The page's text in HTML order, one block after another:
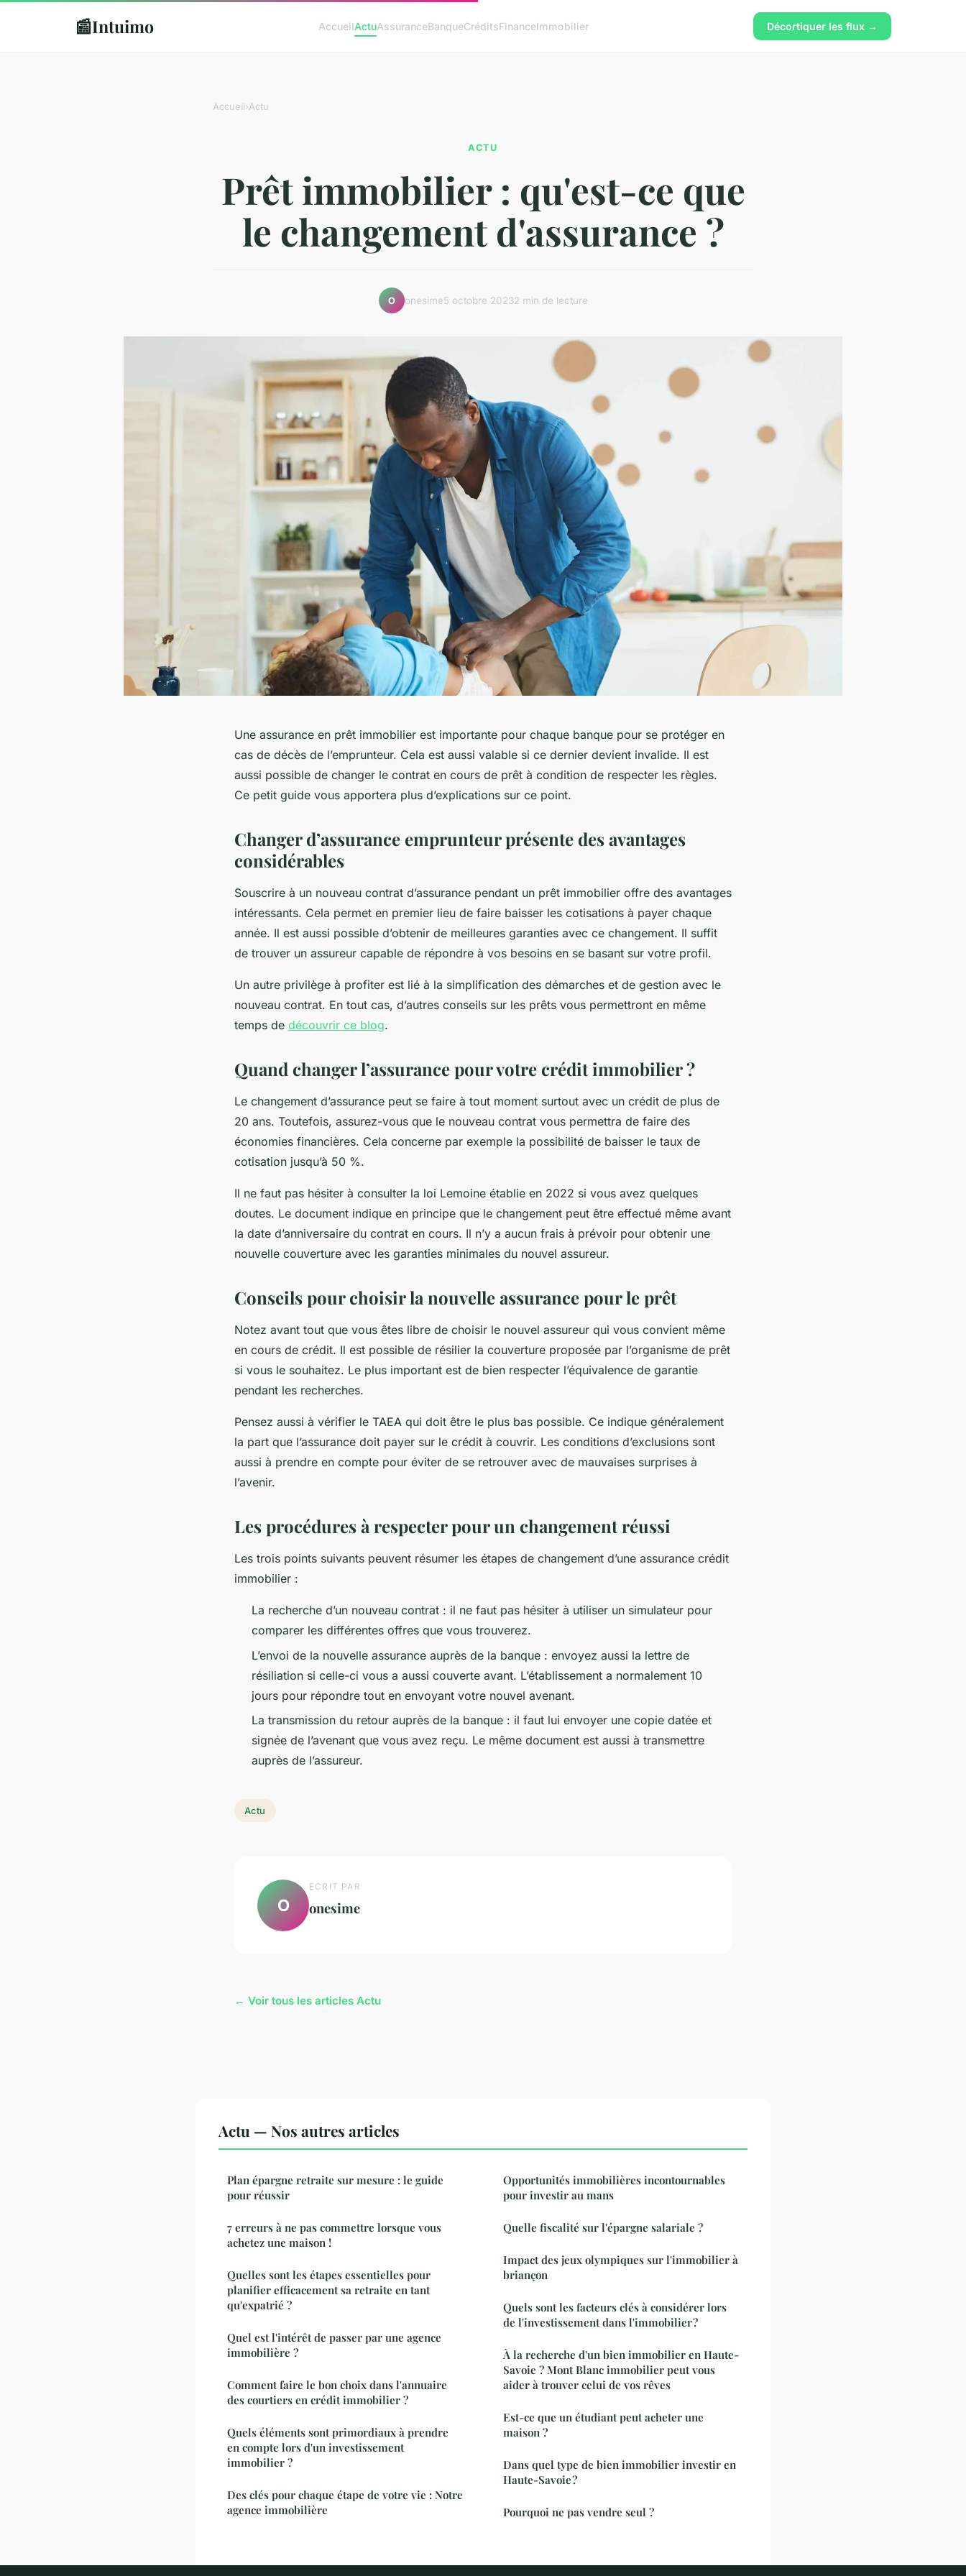
📰Intuimo AccueilActuAssuranceBanqueCréditsFinanceImmobilier Décortiquer les flux →
Accueil›Actu
ACTU
Prêt immobilier : qu'est-ce que
le changement d'assurance ?
O onesime5 octobre 20232 min de lecture
Une assurance en prêt immobilier est importante pour chaque banque pour se protéger en
cas de décès de l’emprunteur. Cela est aussi valable si ce dernier devient invalide. Il est
aussi possible de changer le contrat en cours de prêt à condition de respecter les règles.
Ce petit guide vous apportera plus d’explications sur ce point.
Changer d’assurance emprunteur présente des avantages
considérables
Souscrire à un nouveau contrat d’assurance pendant un prêt immobilier offre des avantages
intéressants. Cela permet en premier lieu de faire baisser les cotisations à payer chaque
année. Il est aussi possible d’obtenir de meilleures garanties avec ce changement. Il suffit
de trouver un assureur capable de répondre à vos besoins en se basant sur votre profil.
Un autre privilège à profiter est lié à la simplification des démarches et de gestion avec le
nouveau contrat. En tout cas, d’autres conseils sur les prêts vous permettront en même
temps de découvrir ce blog.
Quand changer l’assurance pour votre crédit immobilier ?
Le changement d’assurance peut se faire à tout moment surtout avec un crédit de plus de
20 ans. Toutefois, assurez-vous que le nouveau contrat vous permettra de faire des
économies financières. Cela concerne par exemple la possibilité de baisser le taux de
cotisation jusqu’à 50 %.
Il ne faut pas hésiter à consulter la loi Lemoine établie en 2022 si vous avez quelques
doutes. Le document indique en principe que le changement peut être effectué même avant
la date d’anniversaire du contrat en cours. Il n’y a aucun frais à prévoir pour obtenir une
nouvelle couverture avec les garanties minimales du nouvel assureur.
Conseils pour choisir la nouvelle assurance pour le prêt
Notez avant tout que vous êtes libre de choisir le nouvel assureur qui vous convient même
en cours de crédit. Il est possible de résilier la couverture proposée par l’organisme de prêt
si vous le souhaitez. Le plus important est de bien respecter l’équivalence de garantie
pendant les recherches.
Pensez aussi à vérifier le TAEA qui doit être le plus bas possible. Ce indique généralement
la part que l’assurance doit payer sur le crédit à couvrir. Les conditions d’exclusions sont
aussi à prendre en compte pour éviter de se retrouver avec de mauvaises surprises à
l’avenir.
Les procédures à respecter pour un changement réussi
Les trois points suivants peuvent résumer les étapes de changement d’une assurance crédit
immobilier :
La recherche d’un nouveau contrat : il ne faut pas hésiter à utiliser un simulateur pour
comparer les différentes offres que vous trouverez.
L’envoi de la nouvelle assurance auprès de la banque : envoyez aussi la lettre de
résiliation si celle-ci vous a aussi couverte avant. L’établissement a normalement 10
jours pour répondre tout en envoyant votre nouvel avenant.
La transmission du retour auprès de la banque : il faut lui envoyer une copie datée et
signée de l’avenant que vous avez reçu. Le même document est aussi à transmettre
auprès de l’assureur.
Actu
O
ECRIT PAR
onesime
← Voir tous les articles Actu
Actu — Nos autres articles
Plan épargne retraite sur mesure : le guide
pour réussir
7 erreurs à ne pas commettre lorsque vous
achetez une maison !
Quelles sont les étapes essentielles pour
planifier efficacement sa retraite en tant
qu'expatrié ?
Quel est l'intérêt de passer par une agence
immobilière ?
Comment faire le bon choix dans l'annuaire
des courtiers en crédit immobilier ?
Quels éléments sont primordiaux à prendre
en compte lors d'un investissement
immobilier ?
Des clés pour chaque étape de votre vie : Notre
agence immobilière
Opportunités immobilières incontournables
pour investir au mans
Quelle fiscalité sur l'épargne salariale ?
Impact des jeux olympiques sur l'immobilier à
briançon
Quels sont les facteurs clés à considérer lors
de l'investissement dans l'immobilier ?
À la recherche d'un bien immobilier en Haute-
Savoie ? Mont Blanc immobilier peut vous
aider à trouver celui de vos rêves
Est-ce que un étudiant peut acheter une
maison ?
Dans quel type de bien immobilier investir en
Haute-Savoie ?
Pourquoi ne pas vendre seul ?